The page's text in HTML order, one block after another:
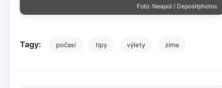
Foto: Neapol / Depositphotos
Tagy: počasí tipy výlety zima